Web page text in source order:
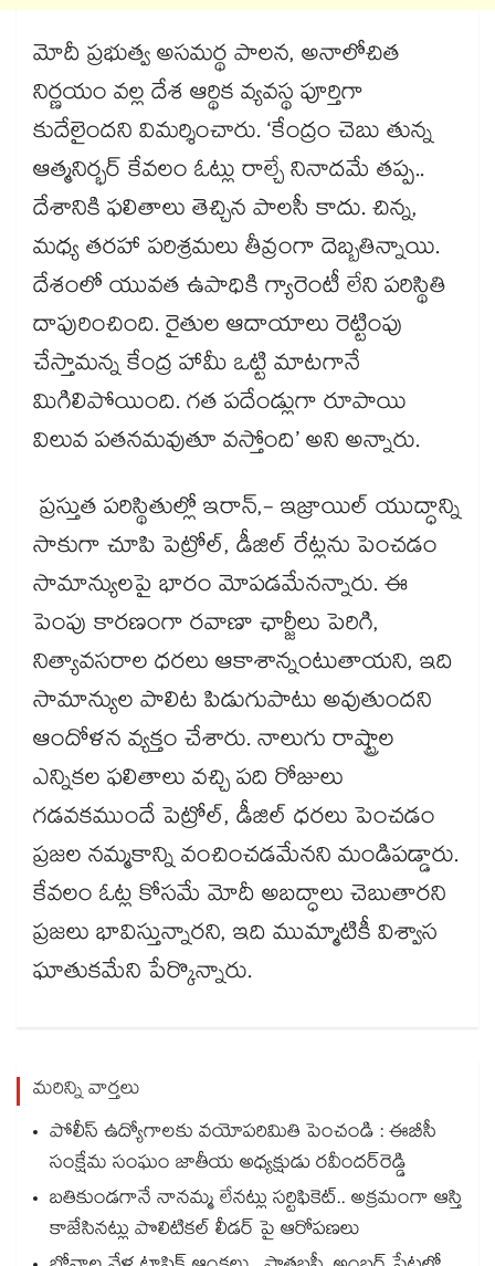
మోదీ ప్రభుత్వ అసమర్థ పాలన, అనాలోచిత
నిర్ణయం వల్ల దేశ ఆర్థిక వ్యవస్థ పూర్తిగా
కుదేలైందని విమర్శించారు. ‘కేంద్రం చెబు తున్న
ఆత్మనిర్భర్ కేవలం ఓట్లు రాల్చే నినాదమే తప్ప..
దేశానికి ఫలితాలు తెచ్చిన పాలసీ కాదు. చిన్న,
మధ్య తరహా పరిశ్రమలు తీవ్రంగా దెబ్బతిన్నాయి.
దేశంలో యువత ఉపాధికి గ్యారెంటీ లేని పరిస్థితి
దాపురించింది. రైతుల ఆదాయాలు రెట్టింపు
చేస్తామన్న కేంద్ర హామీ ఒట్టి మాటగానే
మిగిలిపోయింది. గత పదేండ్లుగా రూపాయి
విలువ పతనమవుతూ వస్తోంది’ అని అన్నారు.
ప్రస్తుత పరిస్థితుల్లో ఇరాన్,- ఇజ్రాయిల్ యుద్ధాన్ని
సాకుగా చూపి పెట్రోల్, డీజిల్ రేట్లను పెంచడం
సామాన్యులపై భారం మోపడమేనన్నారు. ఈ
పెంపు కారణంగా రవాణా ఛార్జీలు పెరిగి,
నిత్యావసరాల ధరలు ఆకాశాన్నంటుతాయని, ఇది
సామాన్యుల పాలిట పిడుగుపాటు అవుతుందని
ఆందోళన వ్యక్తం చేశారు. నాలుగు రాష్ట్రాల
ఎన్నికల ఫలితాలు వచ్చి పది రోజులు
గడవకముందే పెట్రోల్, డీజిల్ ధరలు పెంచడం
ప్రజల నమ్మకాన్ని వంచించడమేనని మండిపడ్డారు.
కేవలం ఓట్ల కోసమే మోదీ అబద్ధాలు చెబుతారని
ప్రజలు భావిస్తున్నారని, ఇది ముమ్మాటికీ విశ్వాస
ఘాతుకమేని పేర్కొన్నారు.
మరిన్ని వార్తలు
పోలీస్‌‌‌‌ ఉద్యోగాలకు వయోపరిమితి పెంచండి : ఈబీసీ
సంక్షేమ సంఘం జాతీయ అధ్యక్షుడు రవీందర్‌‌‌‌రెడ్డి
బతికుండగానే నానమ్మ లేనట్లు సర్టిఫికెట్.. అక్రమంగా ఆస్తి
కాజేసినట్లు పొలిటికల్ లీడర్ పై ఆరోపణలు